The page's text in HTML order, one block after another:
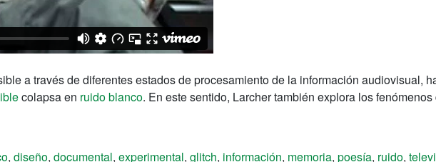
a través de diferentesestados deprocesamiento de la información audiovisual,
colapsa en ruidoblanco. En este sentido, Larchertambién explora los fenómenos
, diseño, documental, experimental, glitch, información, memoria, poesía, ruido,